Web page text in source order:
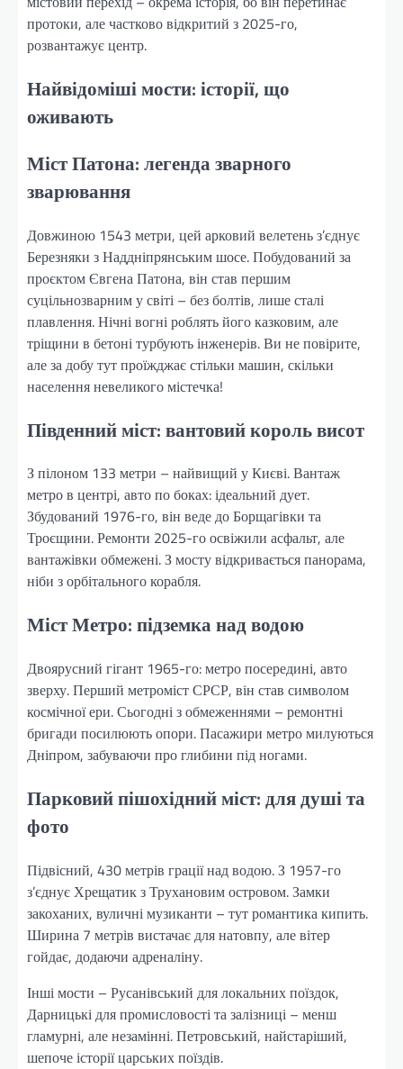
протоки, але частково відкритий з 2025-го,
розвантажує центр.
Найвідоміші мости: історії, що
оживають
Міст Патона: легенда зварного
зварювання
Довжиною 1543 метри, цей арковий велетень з’єднує
Березняки з Наддніпрянським шосе. Побудований за
проєктом Євгена Патона, він став першим
суцільнозварним у світі – без болтів, лише сталі
плавлення. Нічні вогні роблять його казковим, але
тріщини в бетоні турбують інженерів. Ви не повірите,
але за добу тут проїжджає стільки машин, скільки
населення невеликого містечка!
Південний міст: вантовий король висот
З пілоном 133 метри – найвищий у Києві. Вантаж
метро в центрі, авто по боках: ідеальний дует.
Збудований 1976-го, він веде до Борщагівки та
Троєщини. Ремонти 2025-го освіжили асфальт, але
вантажівки обмежені. З мосту відкривається панорама,
ніби з орбітального корабля.
Міст Метро: підземка над водою
Двоярусний гігант 1965-го: метро посередині, авто
зверху. Перший метроміст СРСР, він став символом
космічної ери. Сьогодні з обмеженнями – ремонтні
бригади посилюють опори. Пасажири метро милуються
Дніпром, забуваючи про глибини під ногами.
Парковий пішохідний міст: для душі та
фото
Підвісний, 430 метрів грації над водою. З 1957-го
з’єднує Хрещатик з Трухановим островом. Замки
закоханих, вуличні музиканти – тут романтика кипить.
Ширина 7 метрів вистачає для натовпу, але вітер
гойдає, додаючи адреналіну.
Інші мости – Русанівський для локальних поїздок,
Дарницькі для промисловості та залізниці – менш
гламурні, але незамінні. Петровський, найстаріший,
шепоче історії царських поїздів.